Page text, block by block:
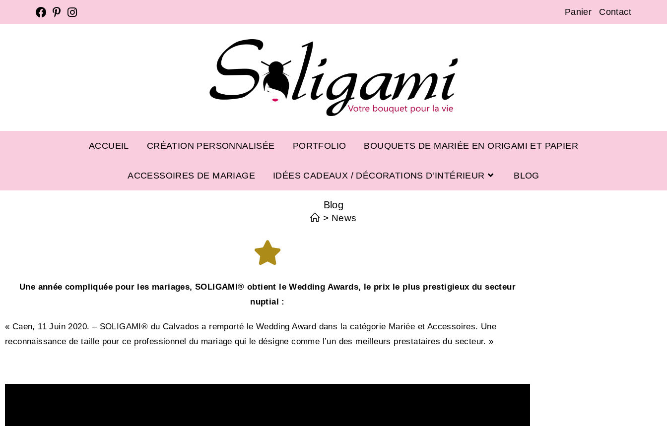
Panier Contact
ACCUEIL CRÉATION PERSONNALISÉE PORTFOLIO BOUQUETS DE MARIÉE EN ORIGAMI ET PAPIER
ACCESSOIRES DE MARIAGE IDÉES CADEAUX / DÉCORATIONS D’INTÉRIEUR BLOG
Blog
> News
Une année compliquée pour les mariages, SOLIGAMI® obtient le Wedding Awards, le prix le plus prestigieux du secteur
nuptial :
« Caen, 11 Juin 2020. – SOLIGAMI® du Calvados a remporté le Wedding Award dans la catégorie Mariée et Accessoires. Une
reconnaissance de taille pour ce professionnel du mariage qui le désigne comme l’un des meilleurs prestataires du secteur. »